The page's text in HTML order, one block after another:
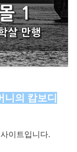
의 캄보디
이트입니다.